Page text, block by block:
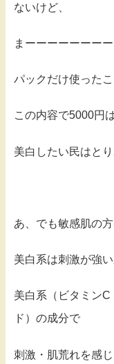
ないけど、
まーーーーーーー
パックだけ使った
この内容で5000円
美白したい民はと
あ、でも敏感肌の
美白系は刺激が強
美白系（ビタミンC
ド）の成分で
刺激・肌荒れを感